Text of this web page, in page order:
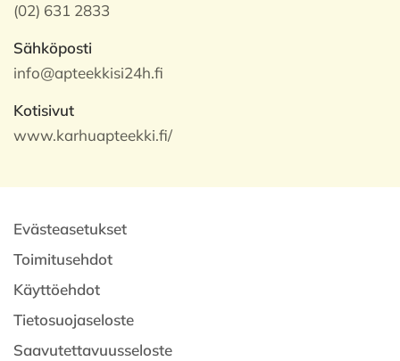
(02) 631 2833
Sähköposti
info@apteekkisi24h.fi
Kotisivut
www.karhuapteekki.fi/
Evästeasetukset
Toimitusehdot
Käyttöehdot
Tietosuojaseloste
Saavutettavuusseloste